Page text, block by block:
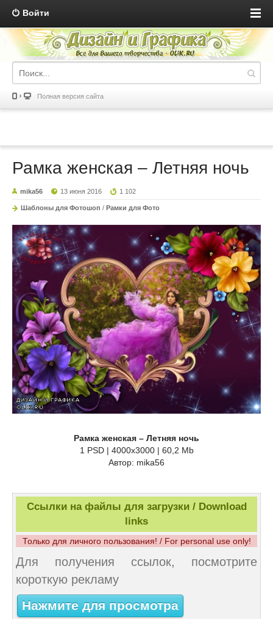
Войти
Полная версия сайта
Рамка женская – Летняя ночь
mika56 13 июня 2016 1 102
Шаблоны для Фотошоп / Рамки для Фото
Рамка женская – Летняя ночь
1 PSD | 4000х3000 | 60,2 Mb
Автор: mika56
Ссылки на файлы для загрузки / Download
links
Только для личного пользования! / For personal use only!
Для получения ссылок, посмотрите
короткую рекламу
Нажмите для просмотра